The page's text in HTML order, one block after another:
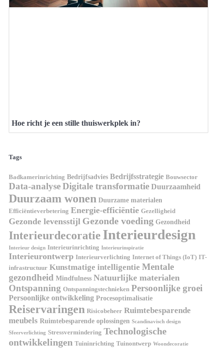
Hoe richt je een stille thuiswerkplek in?
Tags
Badkamerinrichting Bedrijfsadvies Bedrijfsstrategie Bouwsector
Data-analyseDigitale transformatie Duurzaamheid
Duurzaam wonen Duurzame materialen
Efficiëntieverbetering Energie-efficiëntie Gezelligheid
Gezonde levensstijl Gezonde voeding Gezondheid
Interieurdecoratie Interieurdesign
Interieur design Interieurinrichting Interieurinspiratie
Interieurontwerp Interieurverlichting Internet of Things (IoT) IT-
infrastructuur Kunstmatige intelligentie Mentale
gezondheid Mindfulness Natuurlijke materialen
Ontspanning Ontspanningstechnieken Persoonlijke groei
Persoonlijke ontwikkeling Procesoptimalisatie
Reiservaringen Risicobeheer Ruimtebesparende
meubels Ruimtebesparende oplossingen Scandinavisch design
Sfeerverlichting Stressvermindering Technologische
ontwikkelingen Tuininrichting Tuinontwerp Woondecoratie